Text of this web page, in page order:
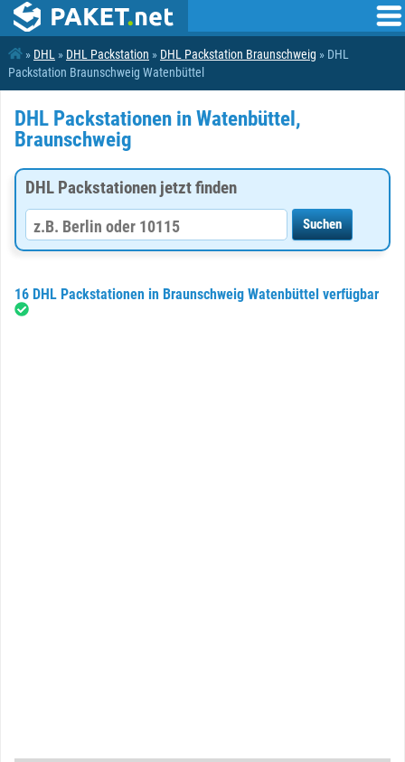
» DHL » DHL Packstation » DHL Packstation Braunschweig » DHL
Packstation Braunschweig Watenbüttel
DHL Packstationen in Watenbüttel,
Braunschweig
DHL Packstationen jetzt finden
16 DHL Packstationen in Braunschweig Watenbüttel verfügbar